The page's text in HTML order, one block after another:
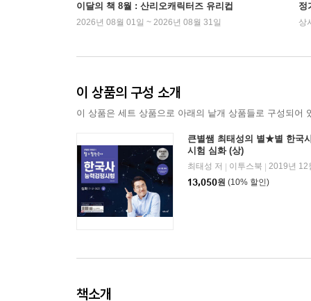
이달의 책 8월 : 산리오캐릭터즈 유리컵
2026년 08월 01일 ~ 2026년 08월 31일
정
상
이 상품의 구성 소개
이 상품은 세트 상품으로 아래의 낱개 상품들로 구성되어
큰별쌤 최태성의 별★별 한국
시험 심화 (상)
최태성 저 이투스북
2019년 12
13,050원 (10% 할인)
책소개